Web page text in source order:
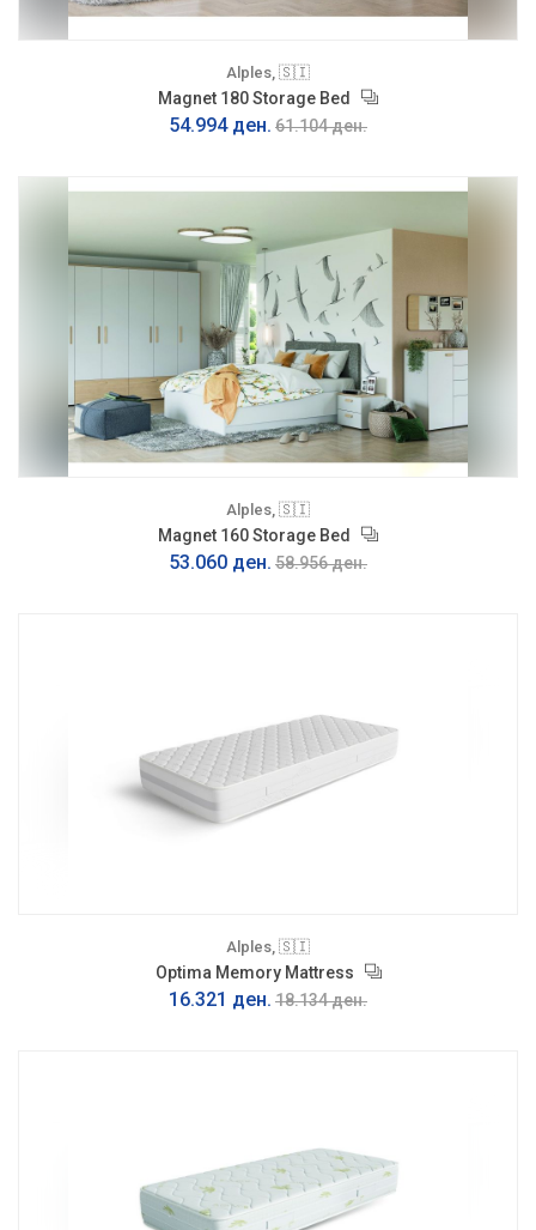
Alples, 🇸🇮
Magnet 180 Storage Bed
54.994 ден. 61.104 ден.
Alples, 🇸🇮
Magnet 160 Storage Bed
53.060 ден. 58.956 ден.
Alples, 🇸🇮
Optima Memory Mattress
16.321 ден. 18.134 ден.